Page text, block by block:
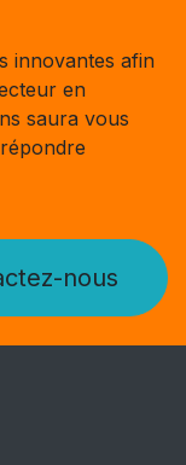
innovantes afin
en
saura vous
nous